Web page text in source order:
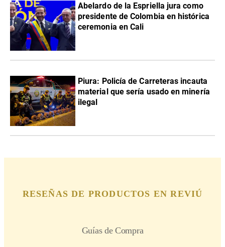
Abelardo de la Espriella jura como
presidente de Colombia en histórica
ceremonia en Cali
Piura: Policía de Carreteras incauta
material que sería usado en minería
ilegal